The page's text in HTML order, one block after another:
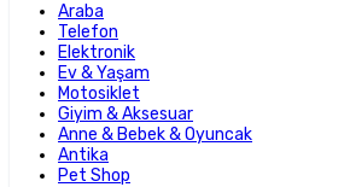
Araba
Telefon
Elektronik
Ev & Yaşam
Motosiklet
Giyim & Aksesuar
Anne & Bebek & Oyuncak
Antika
Pet Shop